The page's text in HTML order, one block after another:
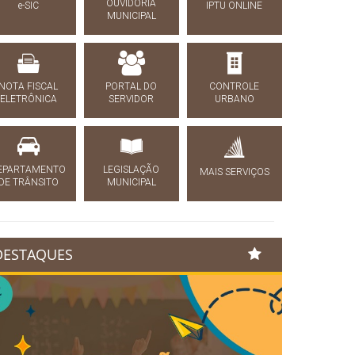
e-SIC
OUVIDORIA
MUNICIPAL
IPTU ONLINE
FISCAL
ELETRÔNICA
PORTAL DO
SERVIDOR
CONTROLE
URBANO
TRÂNSITO
LEGISLAÇÃO
MUNICIPAL
MAIS SERVIÇOS